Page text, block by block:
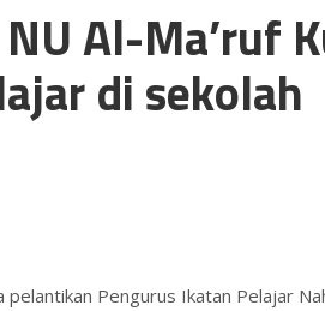
Al-Ma’ruf
di sekolah
Pengurus Ikatan Pelajar